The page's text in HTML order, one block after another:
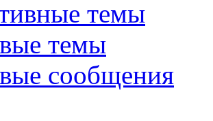
темы
темы
сообщения